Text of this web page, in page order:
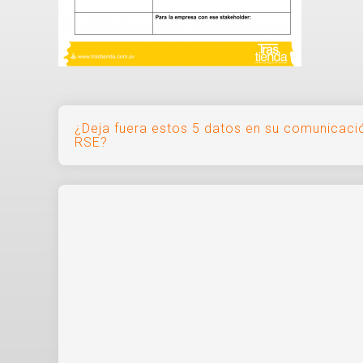
Navegación
de
entradas
¿Deja fuera estos 5 datos en su
RSE?